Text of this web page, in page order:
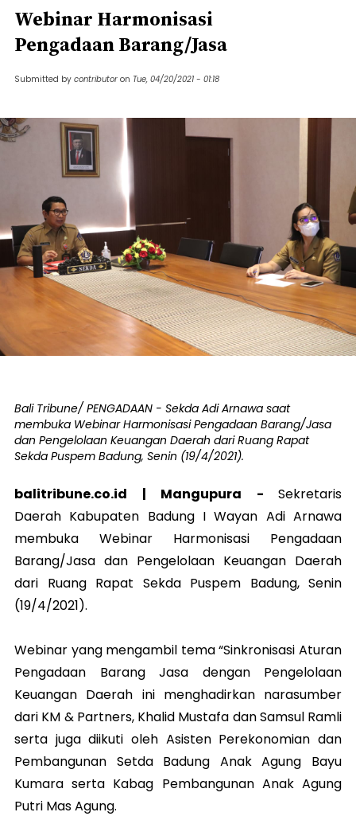
Webinar Harmonisasi
Pengadaan Barang/Jasa
Submitted by contributor on Tue, 04/20/2021 - 01:18
Bali Tribune/ PENGADAAN - Sekda Adi Arnawa saat
membuka Webinar Harmonisasi Pengadaan Barang/Jasa
dan Pengelolaan Keuangan Daerah dari Ruang Rapat
Sekda Puspem Badung, Senin (19/4/2021).
balitribune.co.id | Mangupura - Sekretaris
Daerah Kabupaten Badung I Wayan Adi Arnawa
membuka Webinar Harmonisasi Pengadaan
Barang/Jasa dan Pengelolaan Keuangan Daerah
dari Ruang Rapat Sekda Puspem Badung, Senin
(19/4/2021).
Webinar yang mengambil tema “Sinkronisasi Aturan
Pengadaan Barang Jasa dengan Pengelolaan
Keuangan Daerah ini menghadirkan narasumber
dari KM & Partners, Khalid Mustafa dan Samsul Ramli
serta juga diikuti oleh Asisten Perekonomian dan
Pembangunan Setda Badung Anak Agung Bayu
Kumara serta Kabag Pembangunan Anak Agung
Putri Mas Agung.